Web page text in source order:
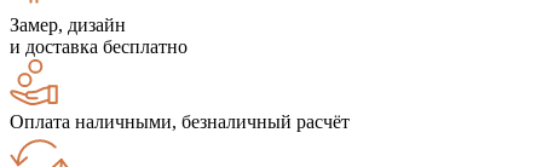
Замер, дизайн
и доставка бесплатно
Оплата наличными, безналичный расчёт